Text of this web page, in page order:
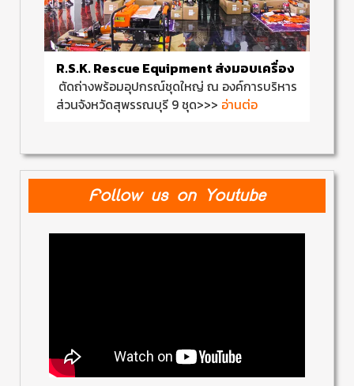
R.S.K. Rescue Equipment ส่งมอบเครื่อง
ตัดถ่างพร้อมอุปกรณ์ชุดใหญ่ ณ องค์การบริหาร
ส่วนจังหวัดสุพรรณบุรี 9 ชุด>>> อ่านต่อ
Follow us on Youtube